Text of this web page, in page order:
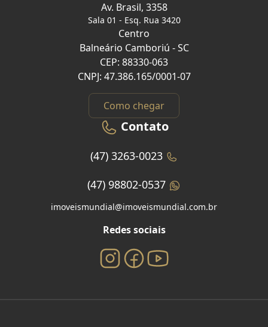
Av. Brasil, 3358
Sala 01 - Esq. Rua 3420
Centro
Balneário Camboriú - SC
CEP: 88330-063
CNPJ: 47.386.165/0001-07
Como chegar
Contato
(47) 3263-0023
(47) 98802-0537
imoveismundial@imoveismundial.com.br
Redes sociais